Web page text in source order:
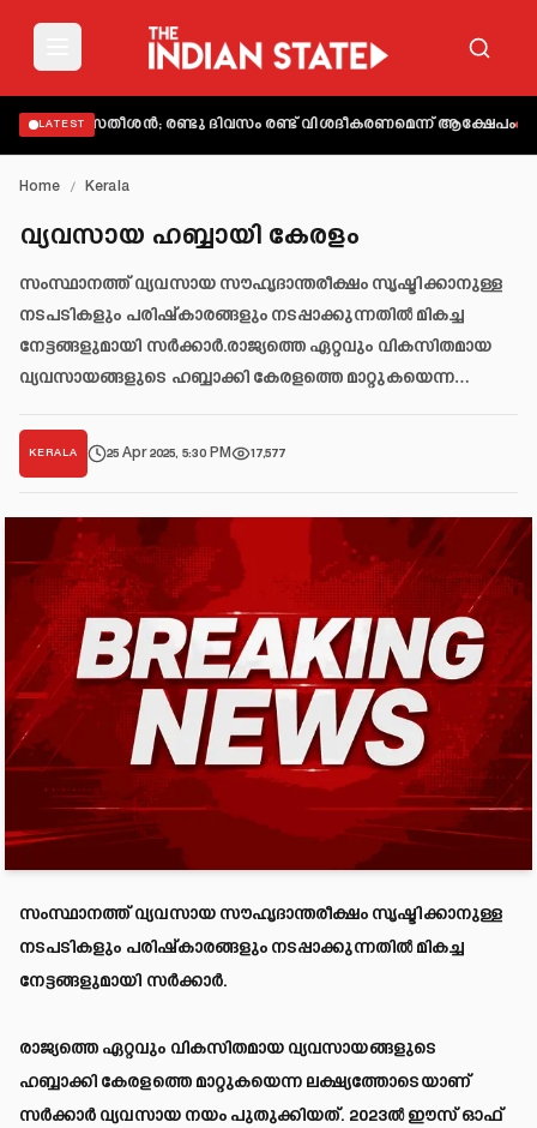
LATESTസതീശൻ; രണ്ടു ദിവസം രണ്ട് വിശദീകരണമെന്ന് ആക്ഷേപം അബിന്‍
Home / Kerala
വ്യവസായ ഹബ്ബായി കേരളം
സംസ്ഥാനത്ത് വ്യവസായ സൗഹൃദാന്തരീക്ഷം സൃഷ്ടിക്കാനുള്ള
നടപടികളും പരിഷ്‌കാരങ്ങളും നടപ്പാക്കുന്നതിൽ മികച്ച
നേട്ടങ്ങളുമായി സർക്കാർ.രാജ്യത്തെ ഏറ്റവും വികസിതമായ
വ്യവസായങ്ങളുടെ ഹബ്ബാക്കി കേരളത്തെ മാറ്റുകയെന്ന…
KERALA 25 Apr 2025, 5:30 PM 17,577
സംസ്ഥാനത്ത് വ്യവസായ സൗഹൃദാന്തരീക്ഷം സൃഷ്ടിക്കാനുള്ള
നടപടികളും പരിഷ്‌കാരങ്ങളും നടപ്പാക്കുന്നതിൽ മികച്ച
നേട്ടങ്ങളുമായി സർക്കാർ.
രാജ്യത്തെ ഏറ്റവും വികസിതമായ വ്യവസായങ്ങളുടെ
ഹബ്ബാക്കി കേരളത്തെ മാറ്റുകയെന്ന ലക്ഷ്യത്തോടെയാണ്
സർക്കാർ വ്യവസായ നയം പുതുക്കിയത്. 2023ൽ ഈസ് ഓഫ്